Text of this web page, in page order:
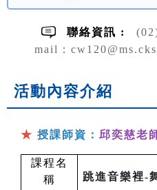
聯絡資訊 :
mail：
活動內容介紹
★ 授課師資： 邱奕慈老
課程名
稱
跳進音樂裡-